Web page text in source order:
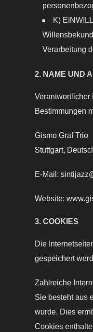
K)
Verarbeitung
2. NAME UND
Verantwortlicher
Bestimmungen
Gismo Graf Trio
Stuttgart,
E-Mail:
Website:
3. COOKIES
Die
gespeichert
Zahlreiche
Sie besteht aus
wurde. Dies
Cookies